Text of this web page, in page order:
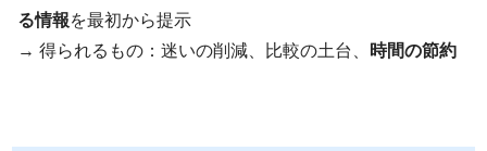
る情報を最初から提示
→ 得られるもの：迷いの削減、比較の土台、
時間の節約